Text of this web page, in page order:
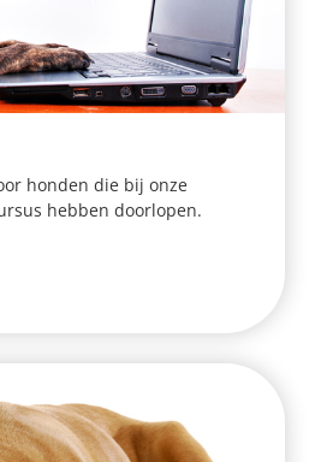
honden die bij onze
hebben doorlopen.